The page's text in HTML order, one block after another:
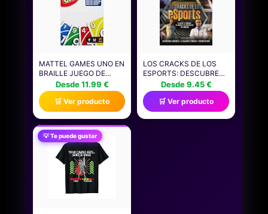
MATTEL GAMES UNO EN
BRAILLE JUEGO DE
CARTAS CON BARAJA
DISEÑADA
ESPECIALMENTE PARA
PERSONAS CIEGAS Y
CON BAJA VISIÓN, APTO
PARA NIÑOS Y NIÑAS, Y
PARA NOCHES DE
JUEGOS EN FAMILIA Y
FIESTAS, JMK87
Desde 11.99 €
🛒 Ver producto
LOS CRACKS DE LOS
ESPORTS: DESCUBRE
LOS SECRETOS DEL
MUNDO DE LOS
VIDEOJUEGOS
PROFESIONALES: LOS
MEJORES JUGADORES,
Desde 9.45 €
🛒 Ver producto
💡 Te puede gustar